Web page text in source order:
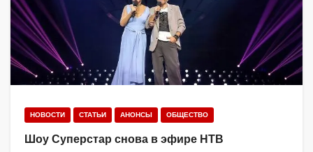
НОВОСТИ СТАТЬИ АНОНСЫ ОБЩЕСТВО
Шоу Суперстар снова в эфире НТВ